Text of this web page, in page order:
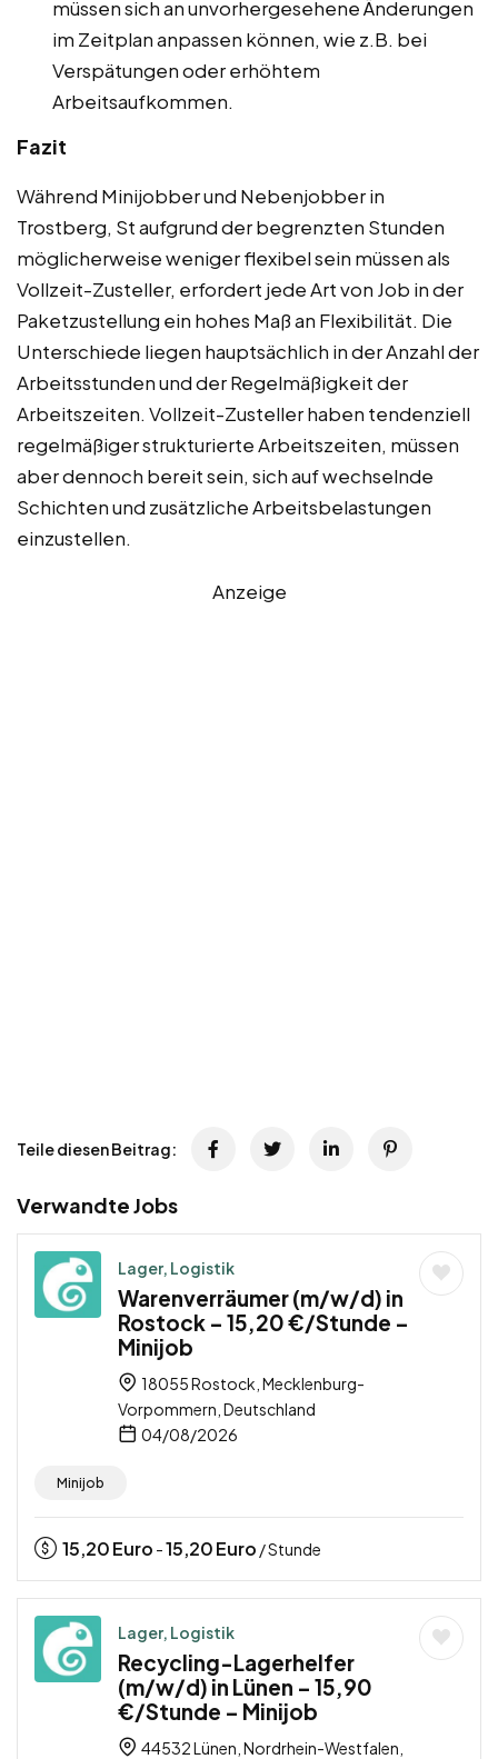
müssen sich an unvorhergesehene Änderungen
im Zeitplan anpassen können, wie z.B. bei
Verspätungen oder erhöhtem
Arbeitsaufkommen.
Fazit
Während Minijobber und Nebenjobber in
Trostberg, St aufgrund der begrenzten Stunden
möglicherweise weniger flexibel sein müssen als
Vollzeit-Zusteller, erfordert jede Art von Job in der
Paketzustellung ein hohes Maß an Flexibilität. Die
Unterschiede liegen hauptsächlich in der Anzahl der
Arbeitsstunden und der Regelmäßigkeit der
Arbeitszeiten. Vollzeit-Zusteller haben tendenziell
regelmäßiger strukturierte Arbeitszeiten, müssen
aber dennoch bereit sein, sich auf wechselnde
Schichten und zusätzliche Arbeitsbelastungen
einzustellen.
Anzeige
Teile diesen Beitrag:
Verwandte Jobs
Lager, Logistik
Warenverräumer (m/w/d) in
Rostock – 15,20 €/Stunde –
Minijob
18055 Rostock, Mecklenburg-
Vorpommern, Deutschland
04/08/2026
Minijob
15,20Euro -15,20Euro / Stunde
Lager, Logistik
Recycling-Lagerhelfer
(m/w/d) in Lünen – 15,90
€/Stunde – Minijob
44532 Lünen, Nordrhein-Westfalen,